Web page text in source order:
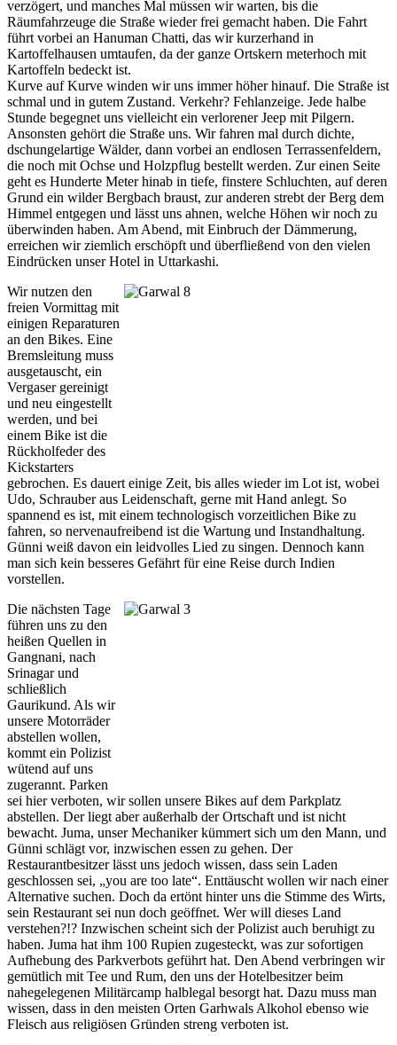
verzögert, und manches Mal müssen wir warten, bis die
Räumfahrzeuge die Straße wieder frei gemacht haben. Die Fahrt
führt vorbei an Hanuman Chatti, das wir kurzerhand in
Kartoffelhausen umtaufen, da der ganze Ortskern meterhoch mit
Kartoffeln bedeckt ist.
Kurve auf Kurve winden wir uns immer höher hinauf. Die Straße ist
schmal und in gutem Zustand. Verkehr? Fehlanzeige. Jede halbe
Stunde begegnet uns vielleicht ein verlorener Jeep mit Pilgern.
Ansonsten gehört die Straße uns. Wir fahren mal durch dichte,
dschungelartige Wälder, dann vorbei an endlosen Terrassenfeldern,
die noch mit Ochse und Holzpflug bestellt werden. Zur einen Seite
geht es Hunderte Meter hinab in tiefe, finstere Schluchten, auf deren
Grund ein wilder Bergbach braust, zur anderen strebt der Berg dem
Himmel entgegen und lässt uns ahnen, welche Höhen wir noch zu
überwinden haben. Am Abend, mit Einbruch der Dämmerung,
erreichen wir ziemlich erschöpft und überfließend von den vielen
Eindrücken unser Hotel in Uttarkashi.
Wir nutzen den
freien Vormittag mit
einigen Reparaturen
an den Bikes. Eine
Bremsleitung muss
ausgetauscht, ein
Vergaser gereinigt
und neu eingestellt
werden, und bei
einem Bike ist die
Rückholfeder des
Kickstarters
gebrochen. Es dauert einige Zeit, bis alles wieder im Lot ist, wobei
Udo, Schrauber aus Leidenschaft, gerne mit Hand anlegt. So
spannend es ist, mit einem technologisch vorzeitlichen Bike zu
fahren, so nervenaufreibend ist die Wartung und Instandhaltung.
Günni weiß davon ein leidvolles Lied zu singen. Dennoch kann
man sich kein besseres Gefährt für eine Reise durch Indien
vorstellen.
Die nächsten Tage
führen uns zu den
heißen Quellen in
Gangnani, nach
Srinagar und
schließlich
Gaurikund. Als wir
unsere Motorräder
abstellen wollen,
kommt ein Polizist
wütend auf uns
zugerannt. Parken
sei hier verboten, wir sollen unsere Bikes auf dem Parkplatz
abstellen. Der liegt aber außerhalb der Ortschaft und ist nicht
bewacht. Juma, unser Mechaniker kümmert sich um den Mann, und
Günni schlägt vor, inzwischen essen zu gehen. Der
Restaurantbesitzer lässt uns jedoch wissen, dass sein Laden
geschlossen sei, „you are too late“. Enttäuscht wollen wir nach einer
Alternative suchen. Doch da ertönt hinter uns die Stimme des Wirts,
sein Restaurant sei nun doch geöffnet. Wer will dieses Land
verstehen?!? Inzwischen scheint sich der Polizist auch beruhigt zu
haben. Juma hat ihm 100 Rupien zugesteckt, was zur sofortigen
Aufhebung des Parkverbots geführt hat. Den Abend verbringen wir
gemütlich mit Tee und Rum, den uns der Hotelbesitzer beim
nahegelegenen Militärcamp halblegal besorgt hat. Dazu muss man
wissen, dass in den meisten Orten Garhwals Alkohol ebenso wie
Fleisch aus religiösen Gründen streng verboten ist.